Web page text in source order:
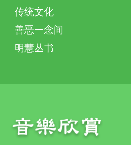
传统文化
善恶一念间
明慧丛书